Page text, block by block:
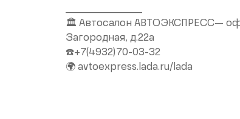
🏛 Автосалон АВТОЭКСПРЕСС—
Загородная, д.22а
☎️+7(4932)70-03-32
🌍 avtoexpress.lada.ru/lada